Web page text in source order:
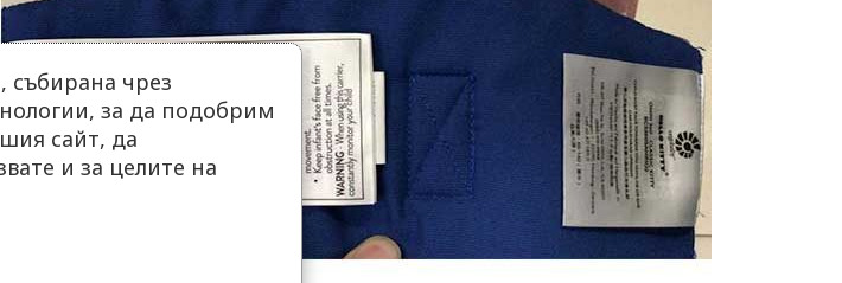
чрез
за да подобрим
сайт, да
и за целите на